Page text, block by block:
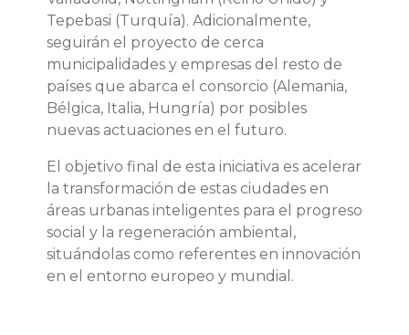
Tepebasi (Turquía). Adicionalmente,
seguirán el proyecto de cerca
municipalidades y empresas del resto de
países que abarca el consorcio (Alemania,
Bélgica, Italia, Hungría) por posibles
nuevas actuaciones en el futuro.
El objetivo final de esta iniciativa es acelerar
la transformación de estas ciudades en
áreas urbanas inteligentes para el progreso
social y la regeneración ambiental,
situándolas como referentes en innovación
en el entorno europeo y mundial.